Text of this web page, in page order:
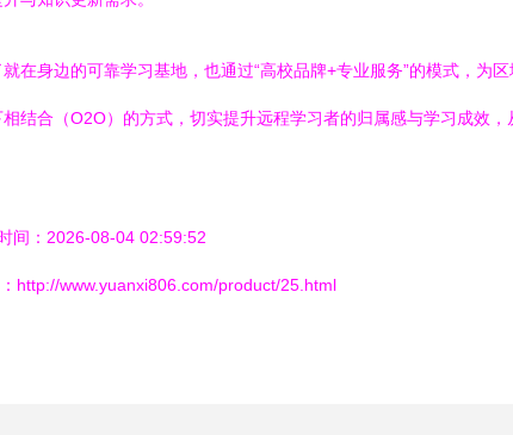
身边的可靠学习基地，也通过“高校品牌+专业服务”的模式，为
结合（O2O）的方式，切实提升远程学习者的归属感与学习成效
间：2026-08-04 02:59:52
http://www.yuanxi806.com/product/25.html